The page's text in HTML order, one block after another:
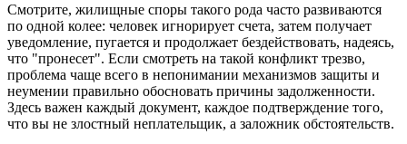
Смотрите, жилищные споры такого рода часто развиваются
по одной колее: человек игнорирует счета, затем получает
уведомление, пугается и продолжает бездействовать, надеясь,
что "пронесет". Если смотреть на такой конфликт трезво,
проблема чаще всего в непонимании механизмов защиты и
неумении правильно обосновать причины задолженности.
Здесь важен каждый документ, каждое подтверждение того,
что вы не злостный неплательщик, а заложник обстоятельств.